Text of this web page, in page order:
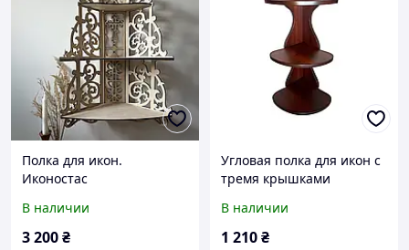
Полка для икон.
Иконостас
В наличии
3 200₴
Угловая полка для икон с
тремя крышками
В наличии
1 210₴